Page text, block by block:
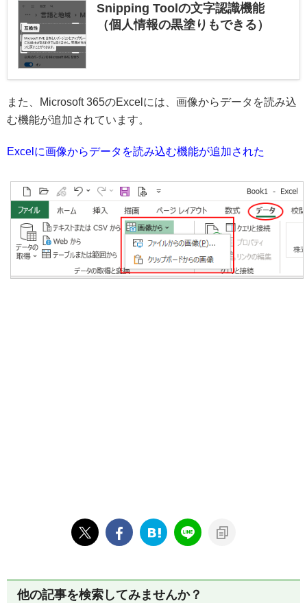
Snipping Toolの文字認識機能
（個人情報の黒塗りもできる）
また、Microsoft 365のExcelには、画像からデータを読み込
む機能が追加されています。
Excelに画像からデータを読み込む機能が追加された
他の記事を検索してみませんか？